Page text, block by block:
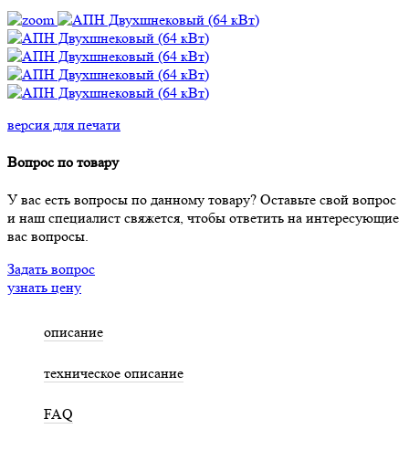
версия для печати
Вопрос по товару
У вас есть вопросы по данному товару? Оставьте свой вопрос
и наш специалист свяжется, чтобы ответить на интересующие
вас вопросы.
Задать вопрос
узнать цену
описание
техническое описание
FAQ